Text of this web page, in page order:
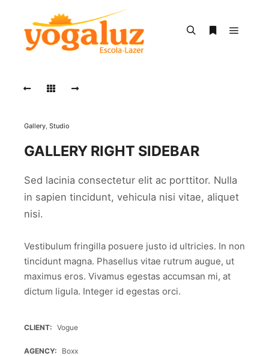
Gallery, Studio
GALLERY RIGHT SIDEBAR
Sed lacinia consectetur elit ac porttitor. Nulla
in sapien tincidunt, vehicula nisi vitae, aliquet
nisi.
Vestibulum fringilla posuere justo id ultricies. In non
tincidunt magna. Phasellus vitae rutrum augue, ut
maximus eros. Vivamus egestas accumsan mi, at
dictum ligula. Integer id egestas orci.
CLIENT Vogue
AGENCY Boxx